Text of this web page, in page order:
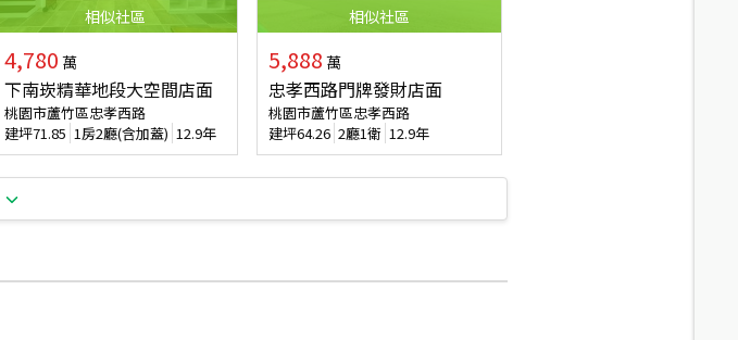
相似社區
4,780 萬
下南崁精華地段大空間店面
桃園市蘆竹區忠孝西路
建坪71.85 1房2廳(含加蓋) 12.9年
相似社區
5,888 萬
忠孝西路門牌發財店面
桃園市蘆竹區忠孝西路
建坪64.26 2廳1衛 12.9年